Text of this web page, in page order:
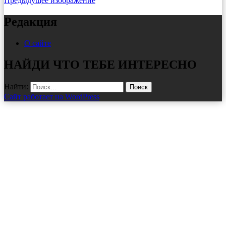
Редакция
О сайте
НАЙДИ ЧТО ТЕБЕ ИНТЕРЕСНО
Найти:
Сайт работает на WordPress